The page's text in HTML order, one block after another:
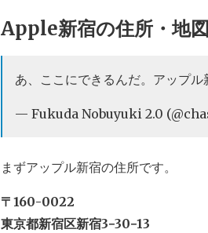
Apple新宿の住所・地
あ、ここにできるんだ。アップル
— Fukuda Nobuyuki 2.0
まずアップル新宿の住所です。
〒160-0022
東京都新宿区新宿3−30−13